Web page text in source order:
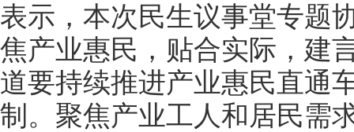
表示，本次民生议事堂专题
焦产业惠民，贴合实际，建
道要持续推进产业惠民直通
制。聚焦产业工人和居民需